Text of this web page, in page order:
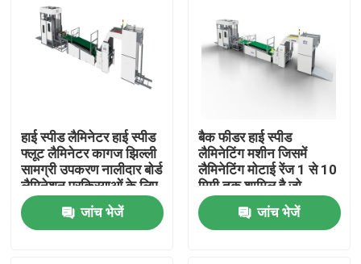
हाई स्पीड लैमिनेटर हाई स्पीड
फ्लूट लैमिनेटर कागज झिल्ली
सामग्री उपकरण नालीदार बोर्ड
लैमिनेशन प्रक्रियाओं के लिए
जांच भेजें
बैक फीडर हाई स्पीड
लैमिनेटिंग मशीन जिसमें
लैमिनेटिंग मोटाई रेंज 1 से 10
मिमी तक शामिल है जो
लगातार आउटपुट के लिए
डिज़ाइन की गई हैजांच भेजें